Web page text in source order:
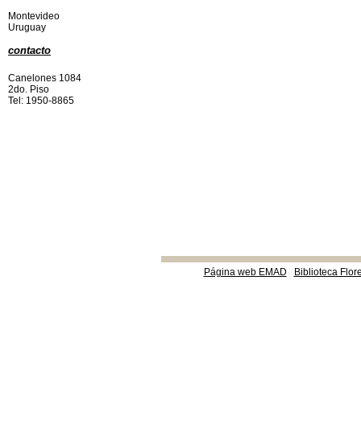
Página web EMAD Biblioteca
Montevideo
Uruguay
contacto
Canelones 1084
2do. Piso
Tel: 1950-8865